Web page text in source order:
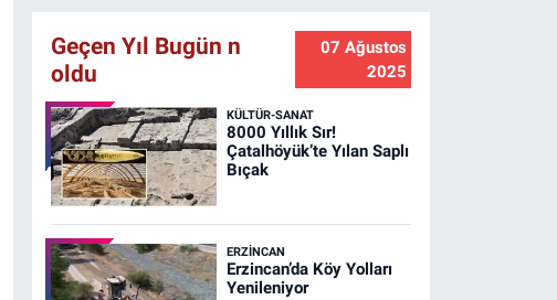
Geçen Yıl Bugün n
oldu
07 Ağustos
2025
KÜLTÜR-SANAT
8000 Yıllık Sır!
Çatalhöyük’te Yılan Saplı
Bıçak
ERZINCAN
Erzincan’da Köy Yolları
Yenileniyor